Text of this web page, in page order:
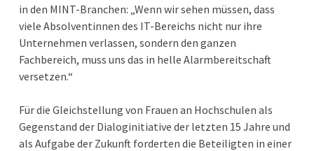
in den MINT-Branchen: „Wenn wir sehen müssen, dass
viele Absolventinnen des IT-Bereichs nicht nur ihre
Unternehmen verlassen, sondern den ganzen
Fachbereich, muss uns das in helle Alarmbereitschaft
versetzen.“
Für die Gleichstellung von Frauen an Hochschulen als
Gegenstand der Dialoginitiative der letzten 15 Jahre und
als Aufgabe der Zukunft forderten die Beteiligten in einer